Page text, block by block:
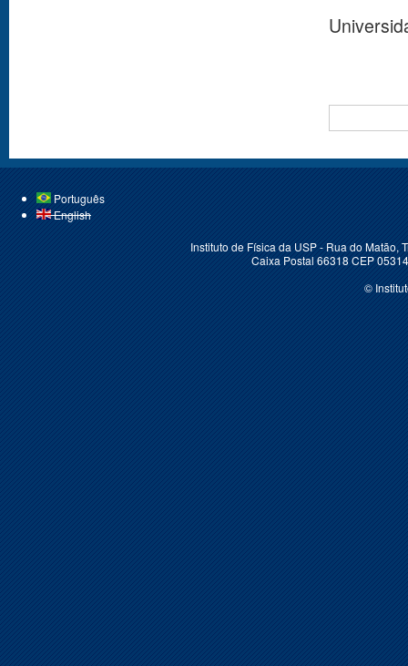
Português
English
Instituto de Física da USP - Rua do
Caixa Postal 66318 CEP
©